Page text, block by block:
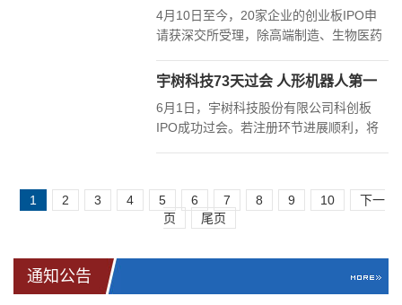
模，均实现同比增长。
4月10日至今，20家企业的创业板IPO申
请获深交所受理，除高端制造、生物医药
继现身“考场”，还迎来首家选择使用第四
宇树科技73天过会 人形机器人第一
股将至
6月1日，宇树科技股份有限公司科创板
IPO成功过会。若注册环节进展顺利，将
1 2 3 4 5 6 7 8 9 10
下一
页
尾页
通知公告